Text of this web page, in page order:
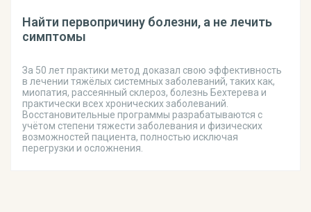
Найти первопричину болезни, а не лечить
симптомы
За 50 лет практики метод доказал свою эффективность
в лечении тяжёлых системных заболеваний, таких как,
миопатия, рассеянный склероз, болезнь Бехтерева и
практически всех хронических заболеваний.
Восстановительные программы разрабатываются с
учётом степени тяжести заболевания и физических
возможностей пациента, полностью исключая
перегрузки и осложнения.